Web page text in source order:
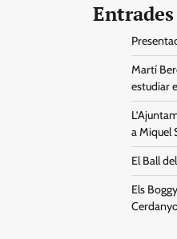
Martí
estudiar
a Miquel
El Ball
Els